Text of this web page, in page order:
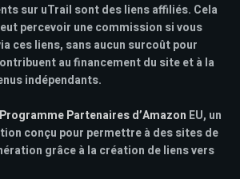
sur uTrail sont des liens affiliés. Cela
percevoir une commission si vous
ces liens, sans aucun surcoût pour
au financement du site et à la
indépendants.
Programme Partenaires d’Amazon EU, un
conçu pour permettre à des sites de
grâce à la création de liens vers